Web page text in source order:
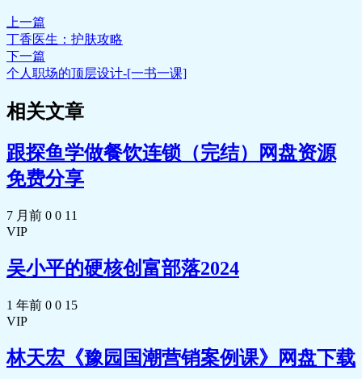
上一篇
丁香医生：护肤攻略
下一篇
个人职场的顶层设计-[一书一课]
相关文章
跟探鱼学做餐饮连锁（完结）网盘资源
免费分享
7 月前 0 0 11
VIP
吴小平的硬核创富部落2024
1 年前 0 0 15
VIP
林天宏《豫园国潮营销案例课》网盘下载